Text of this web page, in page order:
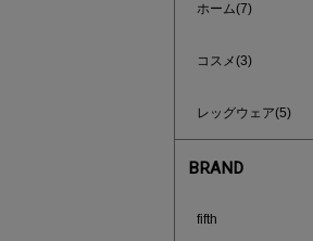
ホーム(7)
コスメ(3)
レッグウェア(5)
BRAND
fifth